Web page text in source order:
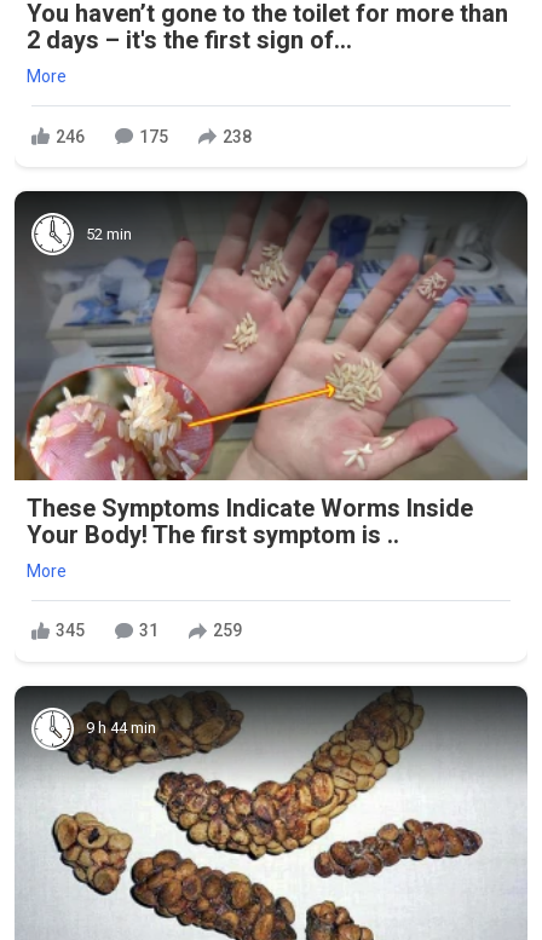
You haven’t gone to the toilet for more than
2 days – it's the first sign of...
More
246 175 238
52 min
These Symptoms Indicate Worms Inside
Your Body! The first symptom is ..
More
345 31 259
9 h 44 min